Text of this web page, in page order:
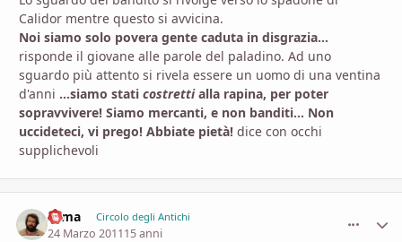
Calidor mentre questo si avvicina.
Noi siamo solo povera gente caduta in disgrazia...
risponde il giovane alle parole del paladino. Ad uno
sguardo più attento si rivela essere un uomo di una ventina
d'anni ...siamo stati costrettialla rapina, per poter
sopravvivere! Siamo mercanti, e non banditi... Non
uccideteci, vi prego! Abbiate pietà! dice con occhi
supplichevoli
zama Circolo degli Antichi
24 Marzo 201115 anni